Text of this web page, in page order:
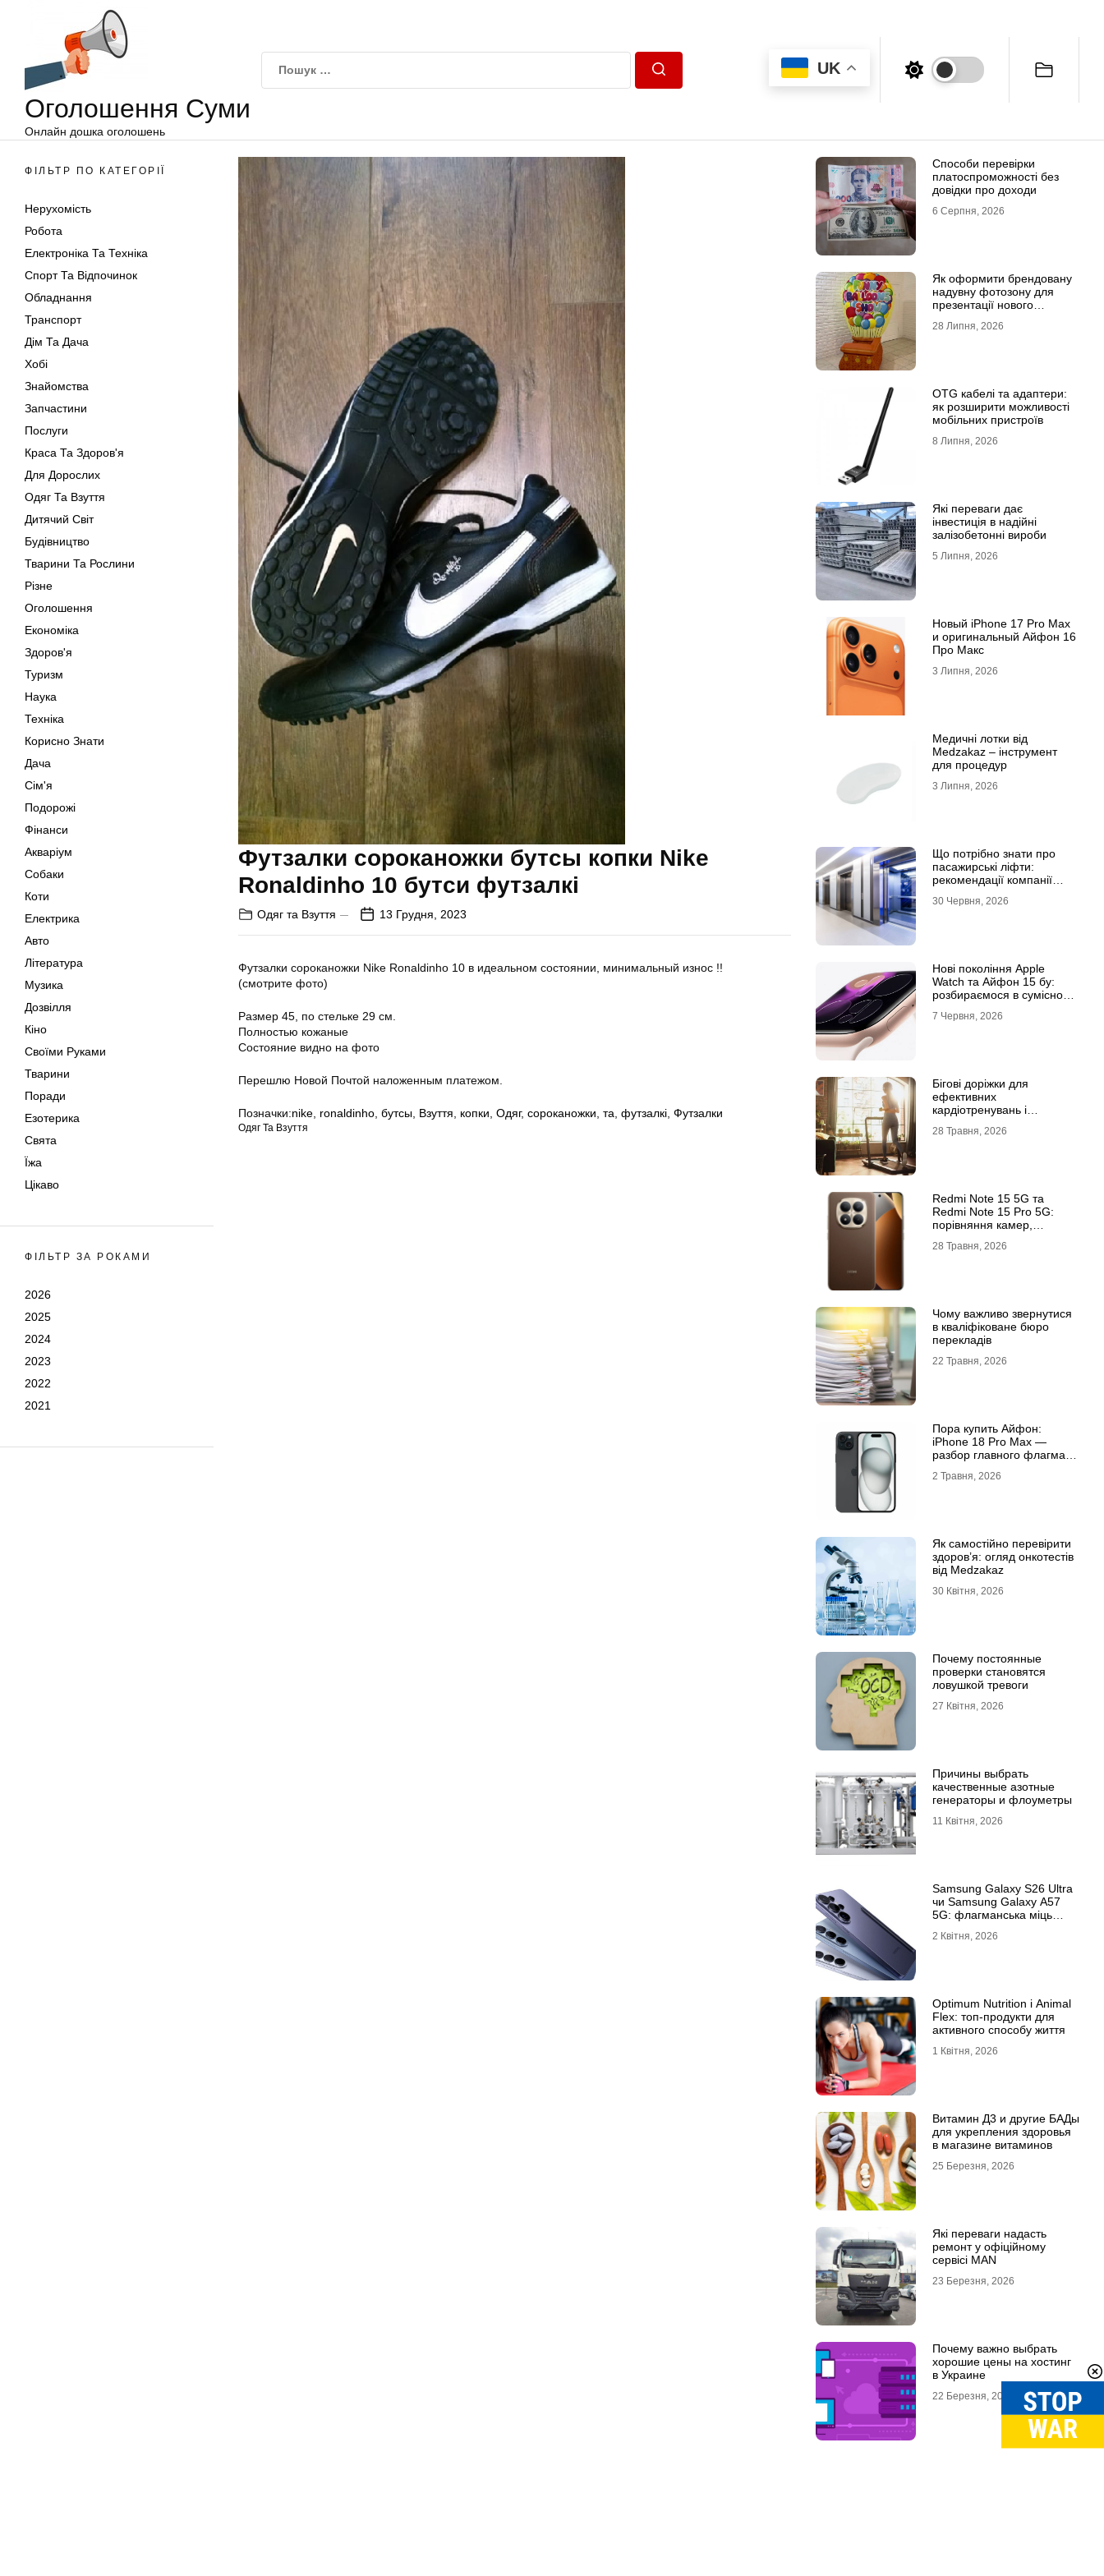
Оголошення Суми
Онлайн дошка оголошень
UK
ФІЛЬТР ПО КАТЕГОРІЇ
Нерухомість
Робота
Електроніка Та Техніка
Спорт Та Відпочинок
Обладнання
Транспорт
Дім Та Дача
Хобі
Знайомства
Запчастини
Послуги
Краса Та Здоров'я
Для Дорослих
Одяг Та Взуття
Дитячий Світ
Будівництво
Тварини Та Рослини
Різне
Оголошення
Економіка
Здоров'я
Туризм
Наука
Техніка
Корисно Знати
Дача
Сім'я
Подорожі
Фінанси
Акваріум
Собаки
Коти
Електрика
Авто
Література
Музика
Дозвілля
Кіно
Своїми Руками
Тварини
Поради
Езотерика
Свята
Їжа
Цікаво
ФІЛЬТР ЗА РОКАМИ
2026
2025
2024
2023
2022
2021
Футзалки сороканожки бутсы копки Nike
Ronaldinho 10 бутси футзалкi
Одяг та Взуття 13 Грудня, 2023
Футзалки сороканожки Nike Ronaldinho 10 в идеальном состоянии, минимальный износ !!
(смотрите фото)
Размер 45, по стельке 29 см.
Полностью кожаные
Состояние видно на фото
Перешлю Новой Почтой наложенным платежом.
Позначки:nike ronaldinho бутсы Взуття копки Одяг, сороканожки та футзалкi Футзалки
Одяг Та Взуття
Способи перевірки
платоспроможності без
довідки про доходи
6 Серпня, 2026
Як оформити брендовану
надувну фотозону для
презентації нового
28 Липня, 2026
OTG кабелі та адаптери:
як розширити можливості
мобільних пристроїв
8 Липня, 2026
Які переваги дає
інвестиція в надійні
залізобетонні вироби
5 Липня, 2026
Новый iPhone 17 Pro Max
и оригинальный Айфон 16
Про Макс
3 Липня, 2026
Медичні лотки від
Medzakaz – інструмент
для процедур
3 Липня, 2026
Що потрібно знати про
пасажирські ліфти:
рекомендації компанії
30 Червня, 2026
Нові покоління Apple
Watch та Айфон 15 бу:
розбираємося в сумісності
екосистеми
7 Червня, 2026
Бігові доріжки для
ефективних
кардіотренувань і
способу життя
28 Травня, 2026
Redmi Note 15 5G та
Redmi Note 15 Pro 5G:
порівняння камер,
продуктивності
28 Травня, 2026
Чому важливо звернутися
в кваліфіковане бюро
перекладів
22 Травня, 2026
Пора купить Айфон:
iPhone 18 Pro Max —
разбор главного флагмана
2 Травня, 2026
Як самостійно перевірити
здоров’я: огляд онкотестів
від Medzakaz
30 Квітня, 2026
Почему постоянные
проверки становятся
ловушкой тревоги
27 Квітня, 2026
Причины выбрать
качественные азотные
генераторы и флоуметры
11 Квітня, 2026
Samsung Galaxy S26 Ultra
чи Samsung Galaxy A57
5G: флагманська міць
2 Квітня, 2026
Optimum Nutrition і Animal
Flex: топ-продукти для
активного способу життя
1 Квітня, 2026
Витамин Д3 и другие БАДы
для укрепления здоровья
в магазине витаминов
25 Березня, 2026
Які переваги надасть
ремонт у офіційному
сервісі MAN
23 Березня, 2026
Почему важно выбрать
хорошие цены на хостинг
в Украине
22 Березня, 2026